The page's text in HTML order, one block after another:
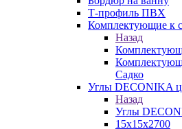
Т-профиль ПВХ
Комплектующие к
Назад
Садко
Углы DECONIKA
Назад
Углы
15х15х2700